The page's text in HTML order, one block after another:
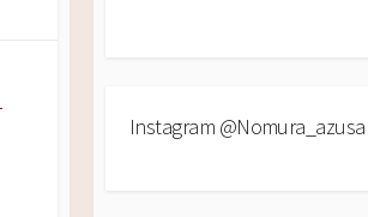
Instagram @nomura_azusa